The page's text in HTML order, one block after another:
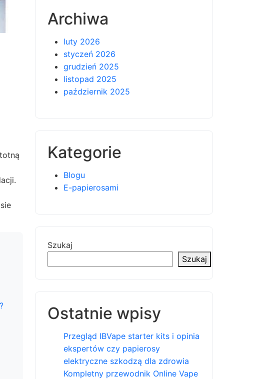
Archiwa
luty 2026
styczeń 2026
grudzień 2025
listopad 2025
październik 2025
Kategorie
Blogu
E-papierosami
Szukaj
Szukaj
Ostatnie wpisy
Przegląd IBVape starter kits i opinia
ekspertów czy papierosy
elektryczne szkodzą dla zdrowia
Kompletny przewodnik Online Vape